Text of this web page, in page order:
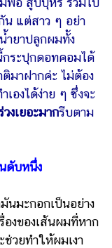
น แต่สาว ๆ อย่า
ำยาปลูกผมทั้ง
กระปุกดอทคอมได้
ติมาฝากค่ะ ไม่ต้อง
เองได้ง่าย ๆ ซึ่งจะ
งเยอะมากรีบตาม
ดับหนึ่ง
ะกอกเป็นอย่าง
องของเส้นผมที่หาก
วยทำให้ผมเงา